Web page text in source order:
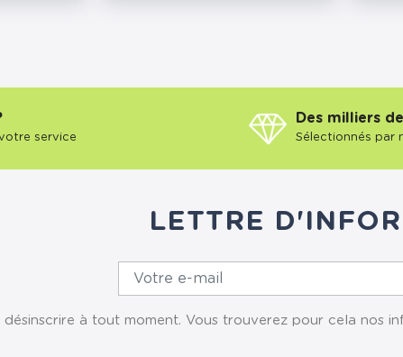
service
Des milliers
Sélectionnés par
LETTRE
désinscrire à tout moment. Vous trouverez pour cela nos